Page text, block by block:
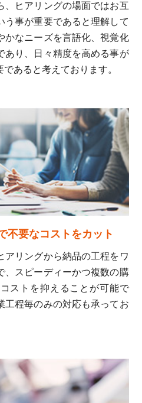
、ヒアリングの場面ではお互
う事が重要であると理解して
かなニーズを言語化、視覚化
あり、日々精度を高める事が
あると考えております。
不要なコストをカット
アリングから納品の工程をワ
、スピーディーかつ複数の購
ストを抑えることが可能で
工程毎のみの対応も承ってお